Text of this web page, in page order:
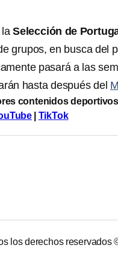
la Selección de
grupos, en busca del
pasará a las
hasta después del
contenidos
TikTok
los derechos reservados